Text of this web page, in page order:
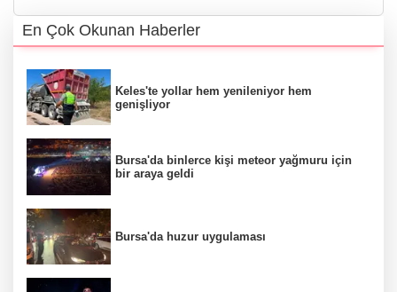
En Çok Okunan Haberler
Keles'te yollar hem yenileniyor hem
genişliyor
Bursa'da binlerce kişi meteor yağmuru için
bir araya geldi
Bursa'da huzur uygulaması